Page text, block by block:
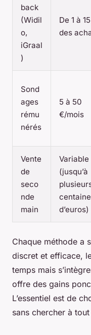
back
(Widil
o,
iGraal
)
De 1 à
des
Sond
ages
rému
nérés
5 à 50
€/mois
Vente
de
seco
nde
main
Variable
(jusqu’à
d’euros)
Chaque méthode a
discret et efficace,
temps mais
offre des gains
L’essentiel est de
sans chercher à